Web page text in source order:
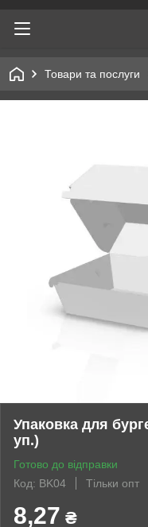
Товари та послуги
Упаковка для
уп.)
Готово до відправки
Код: BK04
Тільки опт
8,27 ₴